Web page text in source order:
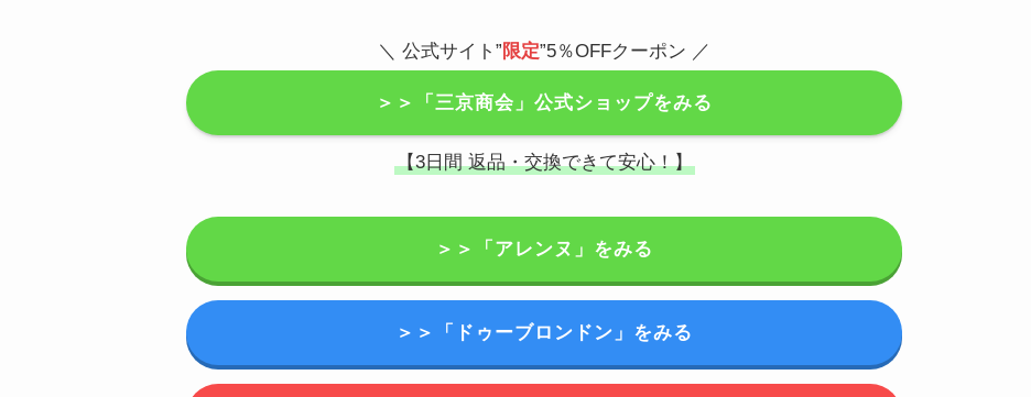
＼ 公式サイト” 限定”5％OFFクーポン ／
＞＞「三京商会」公式ショップをみる
【3日間 返品・交換できて安心！】
＞＞「アレンヌ」をみる
＞＞「ドゥーブロンドン」をみる